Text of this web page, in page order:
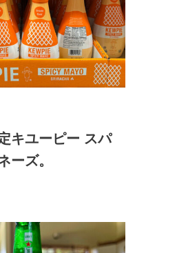
キユーピー スパ
ーズ。